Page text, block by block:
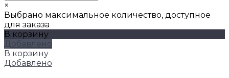
×
Выбрано максимальное количество, доступное
для заказа
В корзину
Добавлено
В корзину
Добавлено